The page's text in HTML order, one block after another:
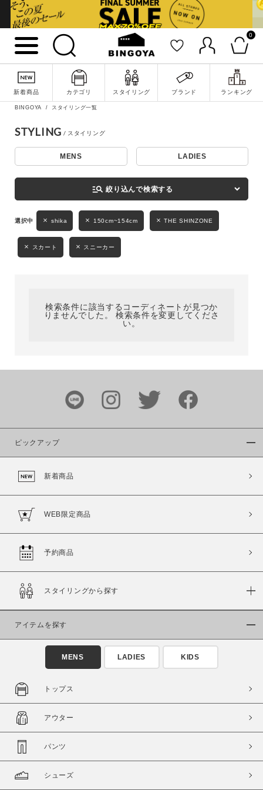
0
新着商品 カテゴリ スタイリング ブランド ランキング
詳細検索
キーワード
性別
MENS LADIES KIDS
ブランド
カラー
商品タイプ
通常商品
セール価格 WEB限定
在庫
在庫あり
BINGOYA スタイリング一覧
STYLING
MENS LADIES
manage_search 絞り込んで検索する
shika 150cm~154cm THE SHINZONE
スカート スニーカー
検索条件に該当するコーディネートが見つか
りませんでした。 検索条件を変更してくださ
い。
ピックアップ
新着商品
WEB限定商品
予約商品
スタイリングから探す
アイテムを探す
MENS LADIES KIDS
トップス
アウター
パンツ
シューズ